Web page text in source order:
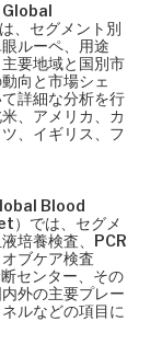
Global
セグメント別
ルーペ、用途
要地域と国別市
向と市場シェ
詳細な分析を行
、アメリカ、カ
、イギリス、フ
Blood
では、セグメ
培養検査、PCR
ブケア検査
センター、その
外の主要プレー
ルなどの項目に